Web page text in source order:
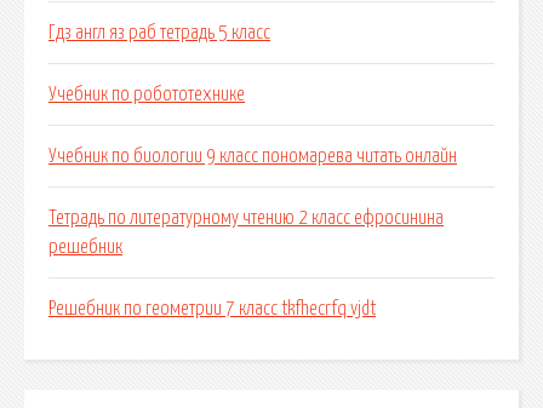
Гдз англ яз раб тетрадь 5 класс
Учебник по робототехнике
Учебник по биологии 9 класс пономарева читать онлайн
Тетрадь по литературному чтению 2 класс ефросинина
решебник
Решебник по геометрии 7 класс tkfhecrfq vjdt